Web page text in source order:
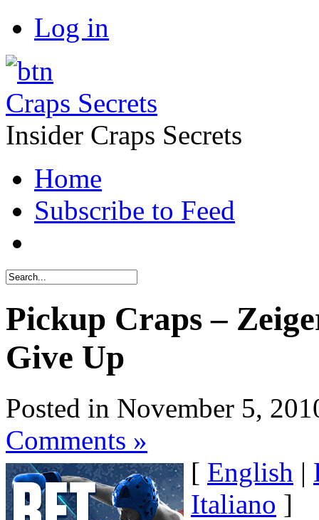
Log in
Craps Secrets
Insider Craps Secrets
Home
Subscribe to Feed
Pickup Craps –
Give Up
Posted in November 5,
Comments »
[ English |
Italiano ]